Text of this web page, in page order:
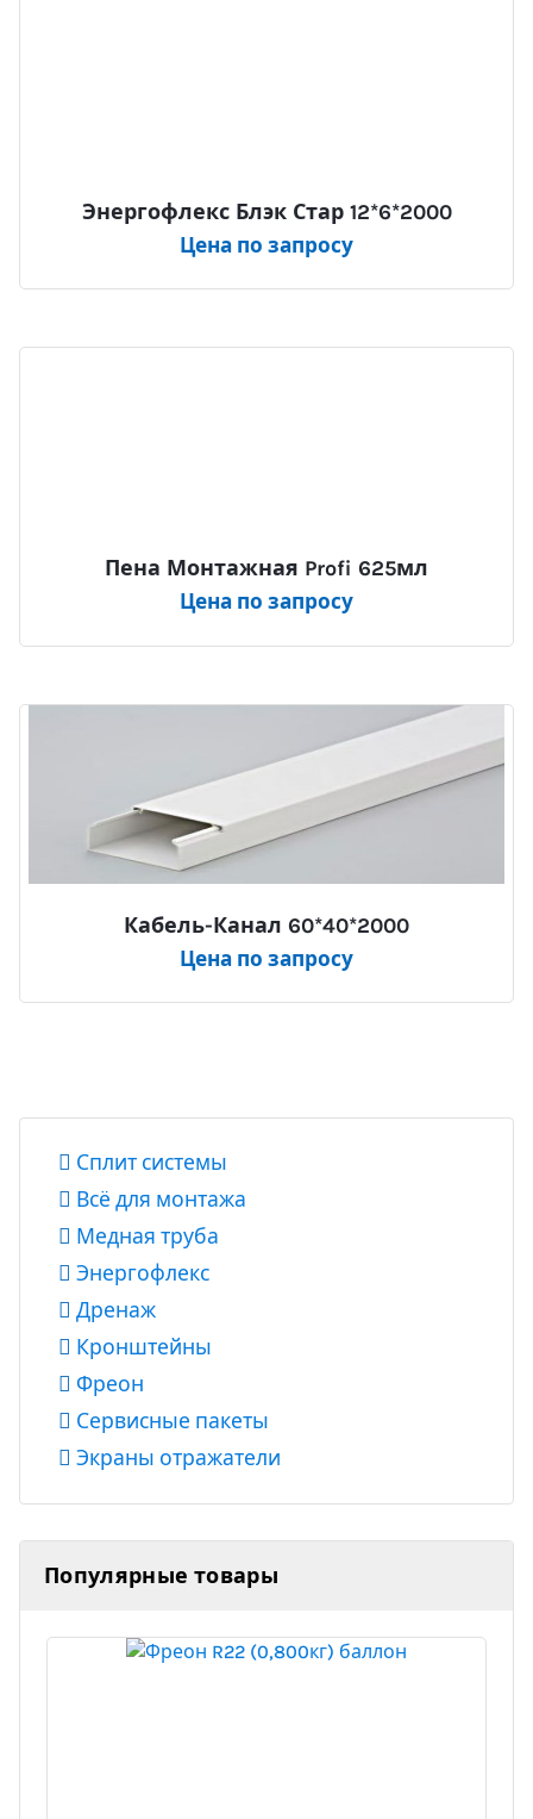
Энергофлекс Блэк Стар 12*6*2000
Цена по запросу
Пена Монтажная Profi 625мл
Цена по запросу
Кабель-Канал 60*40*2000
Цена по запросу
Сплит системы
Всё для монтажа
Медная труба
Энергофлекс
Дренаж
Кронштейны
Фреон
Сервисные пакеты
Экраны отражатели
Популярные товары